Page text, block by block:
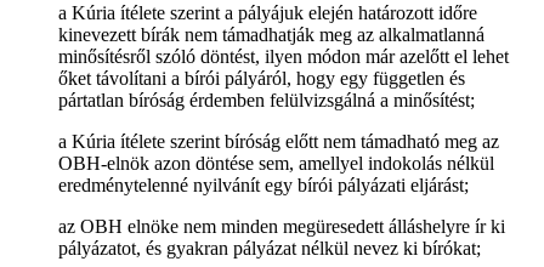
a Kúria ítélete szerint a pályájuk elején határozott időre
kinevezett bírák nem támadhatják meg az alkalmatlanná
minősítésről szóló döntést, ilyen módon már azelőtt el lehet
őket távolítani a bírói pályáról, hogy egy független és
pártatlan bíróság érdemben felülvizsgálná a minősítést;
a Kúria ítélete szerint bíróság előtt nem támadható meg az
OBH-elnök azon döntése sem, amellyel indokolás nélkül
eredménytelenné nyilvánít egy bírói pályázati eljárást;
az OBH elnöke nem minden megüresedett álláshelyre ír ki
pályázatot, és gyakran pályázat nélkül nevez ki bírókat;